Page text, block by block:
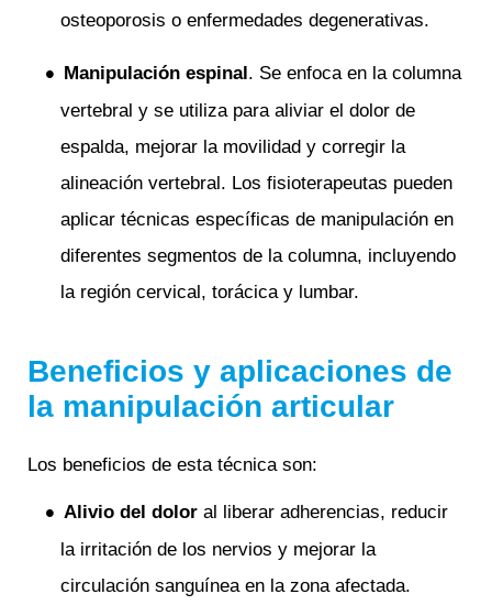
osteoporosis o enfermedades degenerativas.
Manipulación espinal. Se enfoca en la columna
vertebral y se utiliza para aliviar el dolor de
espalda, mejorar la movilidad y corregir la
alineación vertebral. Los fisioterapeutas pueden
aplicar técnicas específicas de manipulación en
diferentes segmentos de la columna, incluyendo
la región cervical, torácica y lumbar.
Beneficios y aplicaciones de
la manipulación articular
Los beneficios de esta técnica son:
Alivio del doloral liberar adherencias, reducir
la irritación de los nervios y mejorar la
circulación sanguínea en la zona afectada.